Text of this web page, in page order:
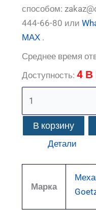
способом:
444-66-80 или
МАХ .
Среднее время
Доступность: 4
В корзину
Детали
Марка